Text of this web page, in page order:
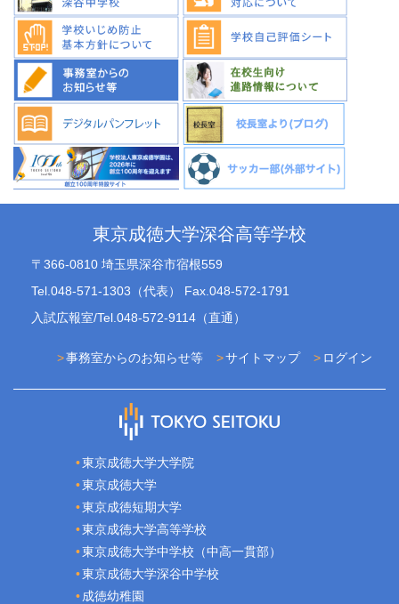
東京成徳大学深谷高等学校
〒366-0810 埼玉県深谷市宿根559
Tel.048-571-1303（代表） Fax.048-572-1791
入試広報室/Tel.048-572-9114（直通）
ログイン
サイトマップ
事務室からのお知らせ等
東京成徳大学大学院
東京成徳大学
東京成徳短期大学
東京成徳大学高等学校
東京成徳大学中学校（中高一貫部）
東京成徳大学深谷中学校
成徳幼稚園